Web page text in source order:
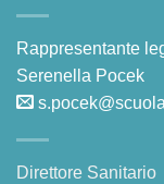
Rappresentante
Serenella Pocek
Direttore Sanitario